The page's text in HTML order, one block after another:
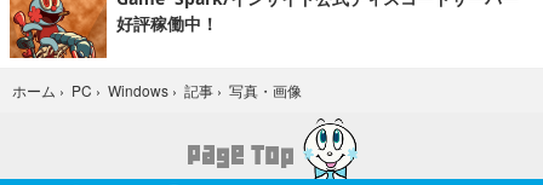
好評稼働中！
ホーム › PC › Windows › 記事 › 写真・画像